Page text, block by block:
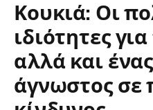
Κουκιά: Οι
ιδιότητες
αλλά και
άγνωστος σε